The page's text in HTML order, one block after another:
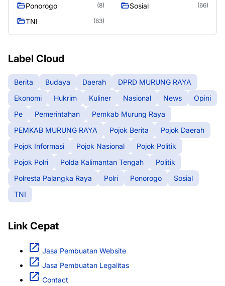
Ponorogo (8) Sosial (66)
TNI (63)
Label Cloud
Berita Budaya Daerah
DPRD MURUNG RAYA
Ekonomi
Hukrim Kuliner Nasional News
Opini
Pe
Pemerintahan
Pemkab Murung Raya
PEMKAB MURUNG RAYA
Pojok Berita
Pojok Daerah
Pojok Informasi
Pojok Nasional
Pojok Politik
Pojok Polri
Polda Kalimantan Tengah
Politik
Polresta Palangka Raya
Polri Ponorogo
Sosial
TNI
Link Cepat
Jasa Pembuatan Website
Jasa Pembuatan Legalitas
Contact